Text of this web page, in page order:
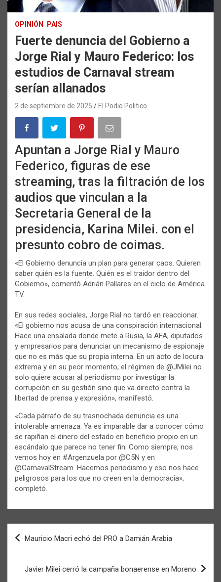
OPINIÓN PAIS
Fuerte denuncia del Gobierno a
Jorge Rial y Mauro Federico: los
estudios de Carnaval stream
serían allanados
2 de septiembre de 2025 El Podio Politico
Apuntan a Jorge Rial y Mauro
Federico, figuras de ese
streaming, tras la filtración de los
audios que vinculan a la
Secretaria General de la
presidencia, Karina Milei. con el
presunto cobro de coimas.
«El Gobierno denuncia un plan para generar caos. Quieren
saber quién es la fuente. Quién es el traidor dentro del
Gobierno», comentó Adrián Pallares en el ciclo de América
TV.
En sus redes sociales, Jorge Rial no tardó en reaccionar.
«El gobierno nos acusa de una conspiración internacional.
Hace una ensalada donde mete a Rusia, la AFA, diputados
y empresarios para denunciar un mecanismo de espionaje
que no es más que su propia interna. En un acto de locura
extrema y en su peor momento, el régimen de @JMilei no
solo quiere acusar al periodismo por investigar la
corrupción en su gestión sino que va directo contra la
libertad de prensa y expresión», manifestó.
«Cada párrafo de su trasnochada denuncia es una
intolerable amenaza. Ya es imparable dar a conocer cómo
se rapiñan el dinero del estado en beneficio propio en un
escándalo que parece no tener fin. Como siempre, nos
vemos hoy en #Argenzuela por @C5N y en
@CarnavalStream. Hacemos periodismo y eso nos hace
peligrosos para los que no creen en la democracia»,
completó.
Navegación
Mauricio Macri echó del PRO a Damián Arabia
Javier Milei cerró la campaña bonaerense en Moreno